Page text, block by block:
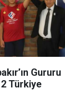
Gururu
Türkiye